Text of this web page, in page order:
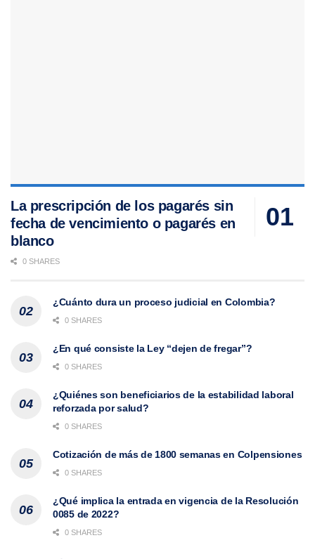
La prescripción de los pagarés sin
fecha de vencimiento o pagarés en
blanco
0 SHARES
¿Cuánto dura un proceso judicial en Colombia?
0 SHARES
¿En qué consiste la Ley “dejen de fregar”?
0 SHARES
¿Quiénes son beneficiarios de la estabilidad laboral
reforzada por salud?
0 SHARES
Cotización de más de 1800 semanas en Colpensiones
0 SHARES
¿Qué implica la entrada en vigencia de la Resolución
0085 de 2022?
0 SHARES